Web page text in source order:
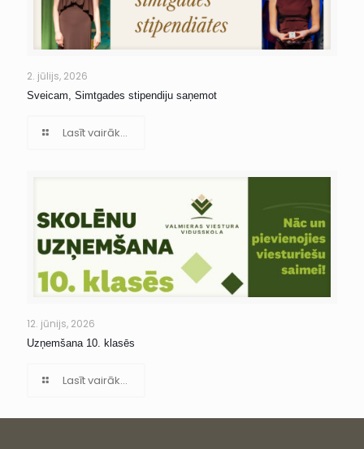
2. jūlijs, 2026
Sveicam, Simtgades stipendiju saņemot
Lasīt vairāk...
12. jūnijs, 2026
Uzņemšana 10. klasēs
Lasīt vairāk...